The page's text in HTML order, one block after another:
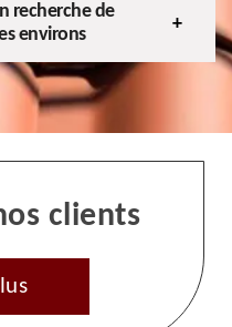
recherche de
environs
clients